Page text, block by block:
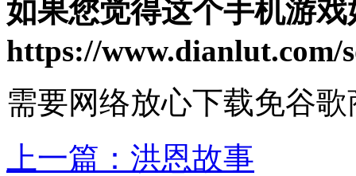
如果您觉得这个手机游
https://www.dianlut.com/
需要网络放心下载免谷歌
上一篇： 洪恩故事